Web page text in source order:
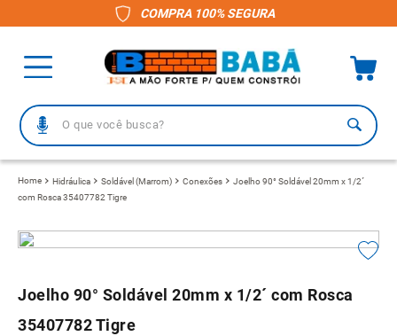
COMPRA 100% SEGURA
O que você busca?
Hidráulica Soldável (Marrom) Conexões
Joelho 90° Soldável 20mm x 1/2´
com Rosca 35407782 Tigre
Joelho 90° Soldável 20mm x 1/2´ com Rosca
35407782 Tigre
1º piso
2º porcelanato
4º vaso sanitário
5º revestimento